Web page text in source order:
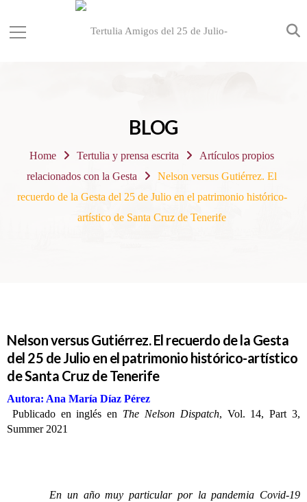
BLOG
Home Tertulia y prensa escrita
Artículos propios
relacionados con la Gesta
Nelson versus Gutiérrez. El
recuerdo de la Gesta del 25 de Julio en el patrimonio histórico-
artístico de Santa Cruz de Tenerife
Nelson versus Gutiérrez. El recuerdo de la Gesta
del 25 de Julio en el patrimonio histórico-artístico
de Santa Cruz de Tenerife
Autora: Ana María Díaz Pérez
Publicado en inglés en The Nelson Dispatch, Vol. 14, Part 3,
Summer 2021
En un año muy particular por la pandemia Covid-19